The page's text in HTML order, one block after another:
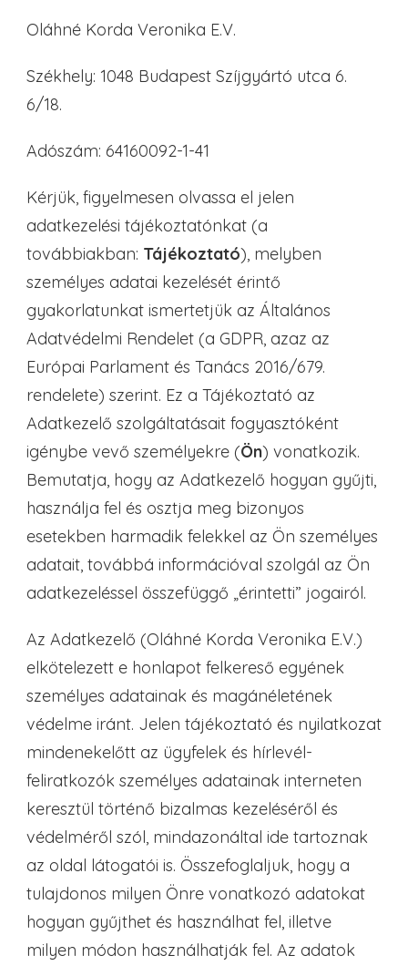
Oláhné Korda Veronika E.V.
Székhely: 1048 Budapest Szíjgyártó utca 6.
6/18.
Adószám: 64160092-1-41
Kérjük, figyelmesen olvassa el jelen
adatkezelési tájékoztatónkat (a
továbbiakban: Tájékoztató), melyben
személyes adatai kezelését érintő
gyakorlatunkat ismertetjük az Általános
Adatvédelmi Rendelet (a GDPR, azaz az
Európai Parlament és Tanács 2016/679.
rendelete) szerint. Ez a Tájékoztató az
Adatkezelő szolgáltatásait fogyasztóként
igénybe vevő személyekre (Ön) vonatkozik.
Bemutatja, hogy az Adatkezelő hogyan gyűjti,
használja fel és osztja meg bizonyos
esetekben harmadik felekkel az Ön személyes
adatait, továbbá információval szolgál az Ön
adatkezeléssel összefüggő „érintetti” jogairól.
Az Adatkezelő (Oláhné Korda Veronika E.V.)
elkötelezett e honlapot felkereső egyének
személyes adatainak és magánéletének
védelme iránt. Jelen tájékoztató és nyilatkozat
mindenekelőtt az ügyfelek és hírlevél-
feliratkozók személyes adatainak interneten
keresztül történő bizalmas kezeléséről és
védelméről szól, mindazonáltal ide tartoznak
az oldal látogatói is. Összefoglaljuk, hogy a
tulajdonos milyen Önre vonatkozó adatokat
hogyan gyűjthet és használhat fel, illetve
milyen módon használhatják fel. Az adatok